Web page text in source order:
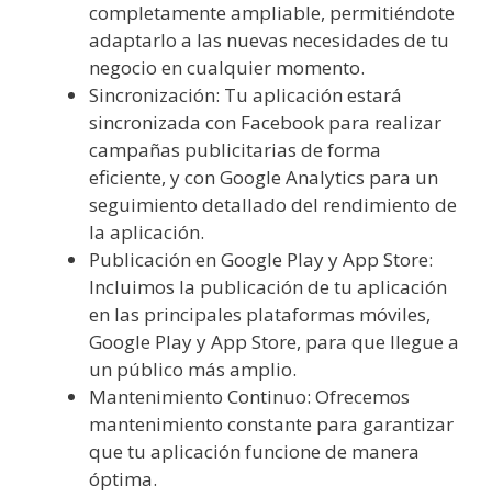
completamente ampliable, permitiéndote
adaptarlo a las nuevas necesidades de tu
negocio en cualquier momento.
Sincronización: Tu aplicación estará
sincronizada con Facebook para realizar
campañas publicitarias de forma
eficiente, y con Google Analytics para un
seguimiento detallado del rendimiento de
la aplicación.
Publicación en Google Play y App Store:
Incluimos la publicación de tu aplicación
en las principales plataformas móviles,
Google Play y App Store, para que llegue a
un público más amplio.
Mantenimiento Continuo: Ofrecemos
mantenimiento constante para garantizar
que tu aplicación funcione de manera
óptima.